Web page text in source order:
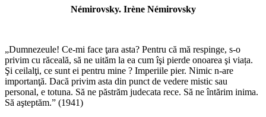
Némirovsky. Irène Némirovsky
„Dumnezeule! Ce-mi face ţara asta? Pentru că mă respinge, s-o
privim cu răceală, să ne uităm la ea cum îşi pierde onoarea şi viața.
Şi ceilalţi, ce sunt ei pentru mine ? Imperiile pier. Nimic n-are
importanţă. Dacă privim asta din punct de vedere mistic sau
personal, e totuna. Să ne păstrăm judecata rece. Să ne întărim inima.
Să aşteptăm.” (1941)